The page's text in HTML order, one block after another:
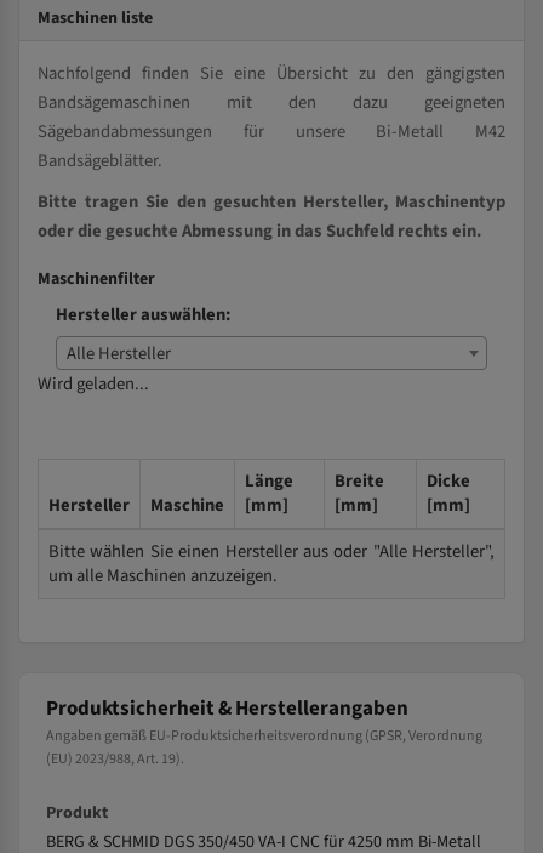
Maschinen liste
Nachfolgend finden Sie eine Übersicht zu den gängigsten
Bandsägemaschinen mit den dazu geeigneten
Sägebandabmessungen für unsere Bi-Metall M42
Bandsägeblätter.
Bitte tragen Sie den gesuchten Hersteller, Maschinentyp
oder die gesuchte Abmessung in das Suchfeld rechts ein.
Maschinenfilter
Hersteller auswählen:
Alle Hersteller
Wird geladen...
Hersteller Maschine
Länge
[mm]
Breite
[mm]
Dicke
[mm]
Bitte wählen Sie einen Hersteller aus oder "Alle Hersteller",
um alle Maschinen anzuzeigen.
Produktsicherheit & Herstellerangaben
Angaben gemäß EU-Produktsicherheitsverordnung (GPSR, Verordnung
(EU) 2023/988, Art. 19).
Produkt
BERG & SCHMID DGS 350/450 VA-I CNC für 4250 mm Bi-Metall